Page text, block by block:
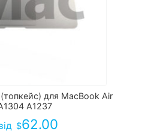
(топкейс) для MacBook Air
A1237
$62.00